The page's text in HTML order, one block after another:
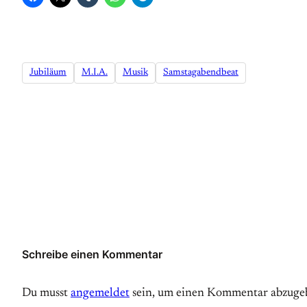
Jubiläum M.I.A. Musik Samstagabendbeat
Schreibe einen Kommentar
Du musst angemeldet sein, um einen Kommentar